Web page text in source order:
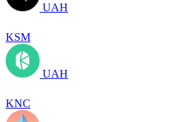
UAH
KSM
UAH
KNC